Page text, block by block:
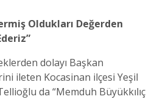
Oldukları Değerden
dolayı Başkan
ileten Kocasinan ilçesi Yeşil
da “Memduh Büyükkılıç